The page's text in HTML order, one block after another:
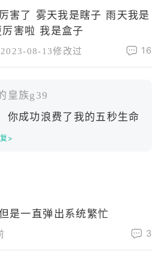
害了 雾天我是瞎子 雨天我是
害啦 我是盒子
2023-08-13修改过 16
皇族g39
你成功浪费了我的五秒生命
>
是一直弹出系统繁忙
3